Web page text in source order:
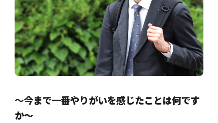
〜今まで一番やりがいを感じたことは何です
か〜